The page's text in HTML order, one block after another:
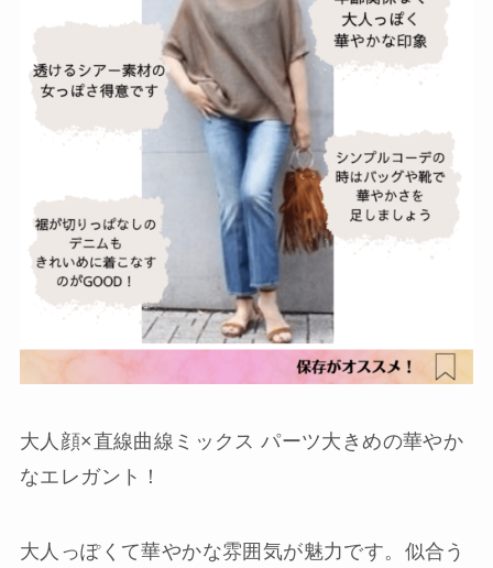
大人顔×直線曲線ミックス パーツ大きめの華やか
なエレガント！
大人っぽくて華やかな雰囲気が魅力です。似合う